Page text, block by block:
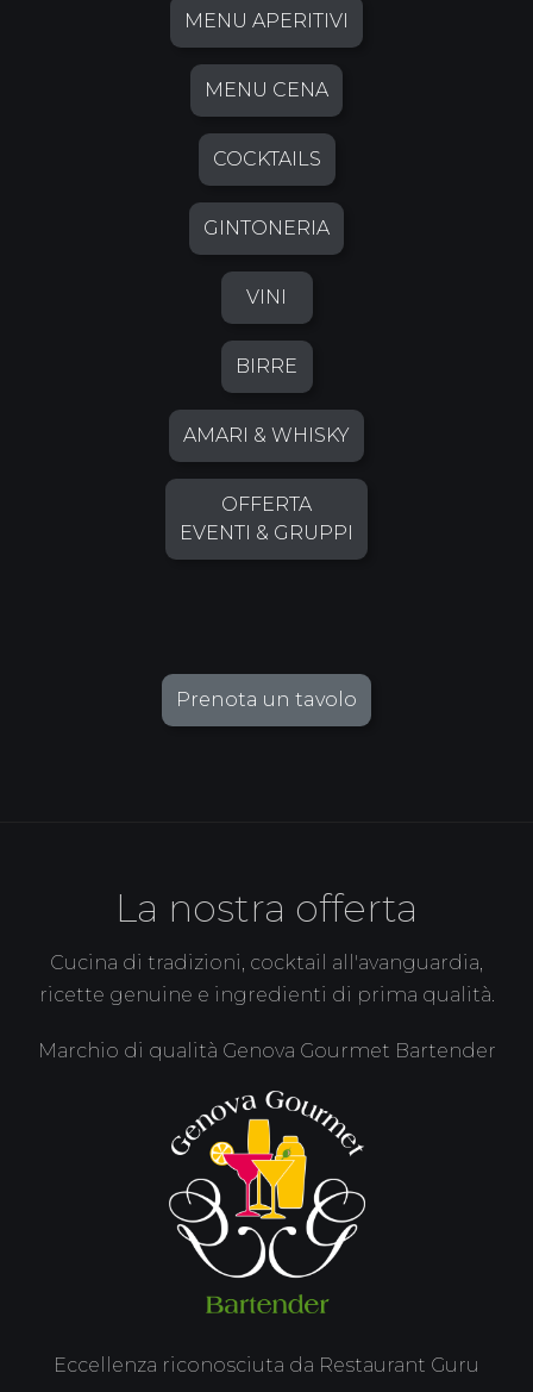
MENU APERITIVI
MENU CENA
COCKTAILS
GINTONERIA
VINI
BIRRE
AMARI & WHISKY
OFFERTA
EVENTI & GRUPPI
Prenota un tavolo
La nostra offerta
Cucina di tradizioni, cocktail all'avanguardia,
ricette genuine e ingredienti di prima qualità.
Marchio di qualità Genova Gourmet Bartender
Eccellenza riconosciuta da Restaurant Guru